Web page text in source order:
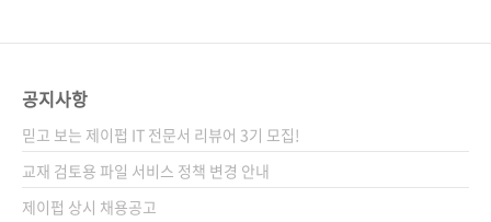
공지사항
믿고 보는 제이펍 IT 전문서 리뷰어 3기 모집!
교재 검토용 파일 서비스 정책 변경 안내
제이펍 상시 채용공고